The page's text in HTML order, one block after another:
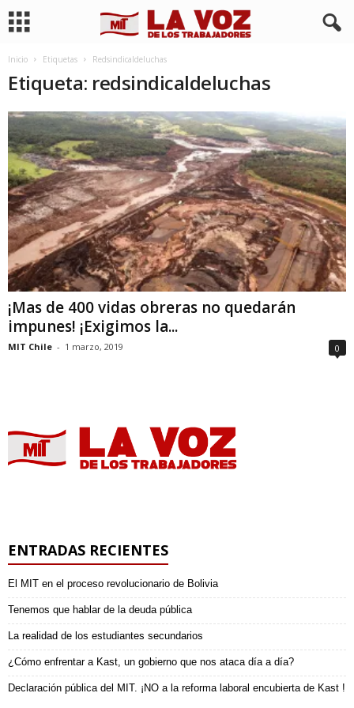
Inicio Etiquetas Redsindicaldeluchas
Etiqueta: redsindicaldeluchas
¡Mas de 400 vidas obreras no quedarán
impunes! ¡Exigimos la...
MIT Chile - 1 marzo, 2019 0
ENTRADAS RECIENTES
El MIT en el proceso revolucionario de Bolivia
Tenemos que hablar de la deuda pública
La realidad de los estudiantes secundarios
¿Cómo enfrentar a Kast, un gobierno que nos ataca día a día?
Declaración pública del MIT. ¡NO a la reforma laboral encubierta de Kast !